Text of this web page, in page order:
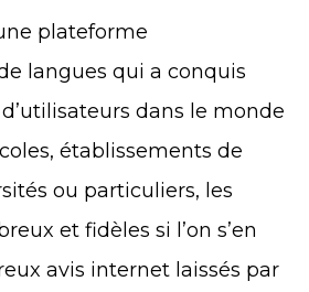
plateforme
langues qui a conquis
dans le monde
établissements de
ou particuliers, les
et fidèles si l’on s’en
avis internet laissés par